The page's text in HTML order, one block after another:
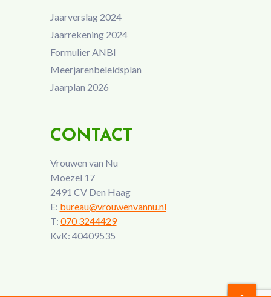
Jaarverslag 2024
Jaarrekening 2024
Formulier ANBI
Meerjarenbeleidsplan
Jaarplan 2026
CONTACT
Vrouwen van Nu
Moezel 17
2491 CV Den Haag
E: bureau@vrouwenvannu.nl
T: 070 3244429
KvK: 40409535